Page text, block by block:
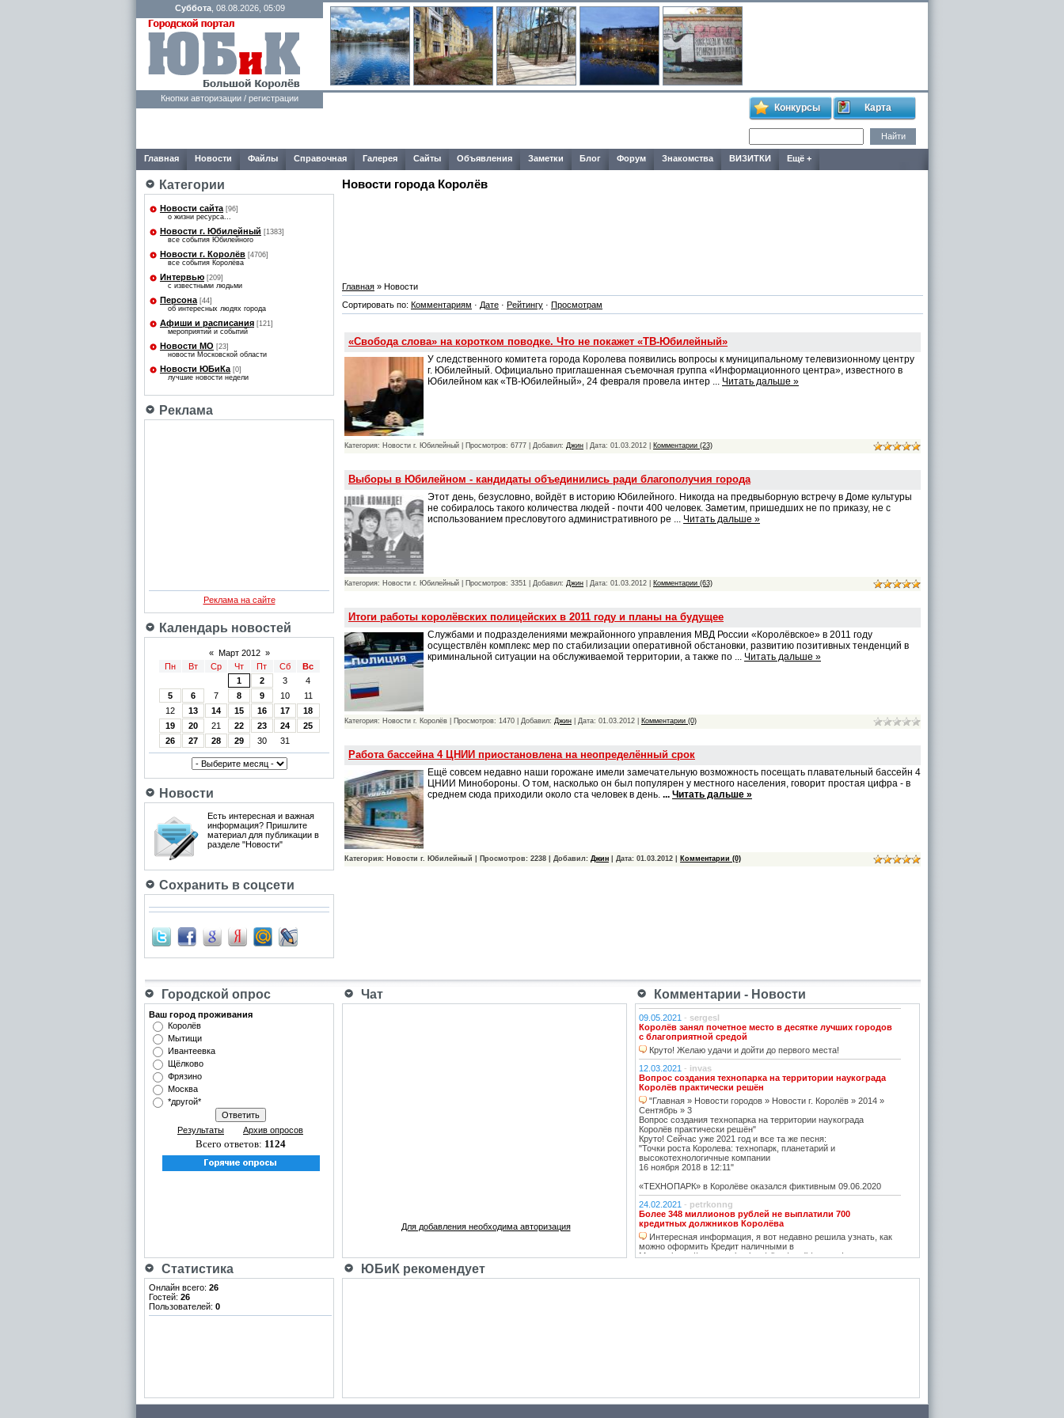
Суббота, 08.08.2026, 05:09
Кнопки авторизации / регистрации
Конкурсы Карта
Главная Новости Файлы Справочная Галерея Сайты Объявления Заметки Блог Форум Знакомства ВИЗИТКИ Ещё +
Категории
Новости сайта [96]
о жизни ресурса...
Новости г. Юбилейный [1383]
все события Юбилейного
Новости г. Королёв [4706]
все события Королёва
Интервью [209]
с известными людьми
Персона [44]
об интересных людях города
Афиши и расписания [121]
мероприятий и событий
Новости МО [23]
новости Московской области
Новости ЮБиКа [0]
лучшие новости недели
Реклама
Реклама на сайте
Календарь новостей
« Март 2012 »
Пн
Вт Ср Чт Пт Сб
Вс
1
2 3
4
5
6 7 8 9 10
11
12
13 14 15 16 17
18
19
20 21 22 23 24
25
26
27 28 29 30 31
Новости
Есть интересная и важная
информация? Пришлите
материал для публикации в
разделе "Новости"
Сохранить в соцсети
Новости города Королёв
Главная » Новости
Сортировать по: Комментариям · Дате · Рейтингу · Просмотрам
«Свобода слова» на коротком поводке. Что не покажет «ТВ-Юбилейный»
У следственного комитета города Королева появились вопросы к муниципальному телевизионному центру
г. Юбилейный. Официально приглашенная съемочная группа «Информационного центра», известного в
Юбилейном как «ТВ-Юбилейный», 24 февраля провела интер ... Читать дальше »
Категория: Новости г. Юбилейный | Просмотров: 6777 | Добавил: Джин | Дата: 01.03.2012 Комментарии (23)
Выборы в Юбилейном - кандидаты объединились ради благополучия города
Этот день, безусловно, войдёт в историю Юбилейного. Никогда на предвыборную встречу в Доме культуры
не собиралось такого количества людей - почти 400 человек. Заметим, пришедших не по приказу, не с
использованием пресловутого административного ре ... Читать дальше »
Категория: Новости г. Юбилейный | Просмотров: 3351 | Добавил: Джин | Дата: 01.03.2012 Комментарии (63)
Итоги работы королёвских полицейских в 2011 году и планы на будущее
Службами и подразделениями межрайонного управления МВД России «Королёвское» в 2011 году
осуществлён комплекс мер по стабилизации оперативной обстановки, развитию позитивных тенденций в
криминальной ситуации на обслуживаемой территории, а также по ... Читать дальше »
Категория: Новости г. Королёв | Просмотров: 1470 | Добавил: Джин | Дата: 01.03.2012 Комментарии (0)
Работа бассейна 4 ЦНИИ приостановлена на неопределённый срок
Ещё совсем недавно наши горожане имели замечательную возможность посещать плавательный бассейн 4
ЦНИИ Минобороны. О том, насколько он был популярен у местного населения, говорит простая цифра - в
среднем сюда приходили около ста человек в день. ... Читать дальше »
Категория: Новости г. Юбилейный | Просмотров: 2238 | Добавил: Джин | Дата: 01.03.2012 Комментарии (0)
Городской опрос Чат Комментарии - Новости
Ваш город проживания
Королёв
Мытищи
Ивантеевка
Щёлково
Фрязино
Москва
*другой*
Результаты Архив опросов
Всего ответов: 1124
Для добавления необходима авторизация
09.05.2021 - sergesl
Королёв занял почетное место в десятке лучших городов
с благоприятной средой
Круто! Желаю удачи и дойти до первого места!
12.03.2021 - invas
Вопрос создания технопарка на территории наукограда
Королёв практически решён
"Главная » Новости городов » Новости г. Королёв » 2014 »
Сентябрь » 3
Вопрос создания технопарка на территории наукограда
Королёв практически решён"
Круто! Сейчас уже 2021 год и все та же песня:
"Точки роста Королева: технопарк, планетарий и
высокотехнологичные компании
16 ноября 2018 в 12:11"
«ТЕХНОПАРК» в Королёве оказался фиктивным 09.06.2020
24.02.2021 - petrkonng
Более 348 миллионов рублей не выплатили 700
кредитных должников Королёва
Интересная информация, я вот недавно решила узнать, как
можно оформить Кредит наличными в
Москве https://www.vostbank.ru/client/credit/ тут информацию в
Статистика ЮБиК рекомендует
Онлайн всего: 26
Гостей: 26
Пользователей: 0